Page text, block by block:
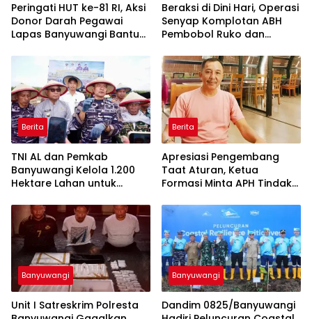
Peringati HUT ke-81 RI, Aksi
Donor Darah Pegawai
Lapas Banyuwangi Bantu
Beraksi di Dini Hari, Operasi
Senyap Komplotan ABH
Pembobol Ruko dan
Macan Blambangan
Berita
TNI AL dan Pemkab
Banyuwangi Kelola 1.200
Hektare Lahan untuk
Nasional
Berita
Apresiasi Pengembang
Taat Aturan, Ketua
Formasi Minta APH Tindak
Pertanyakan Perizinan di
Gambor
Banyuwangi
Unit I Satreskrim Polresta
Banyuwangi
Dandim 0825/Banyuwangi